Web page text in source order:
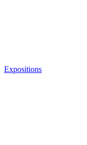
Expositions